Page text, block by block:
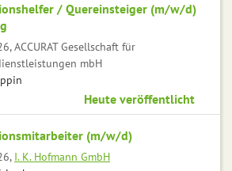
/ Quereinsteiger (m/w/d)
ACCURAT Gesellschaft für
mbH
Heute veröffentlicht
(m/w/d)
I. K. Hofmann GmbH